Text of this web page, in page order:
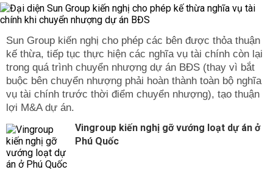
Sun Group kiến nghị cho phép các bên được thỏa thuận
kế thừa, tiếp tục thực hiện các nghĩa vụ tài chính còn lại
trong quá trình chuyển nhượng dự án BĐS (thay vì bắt
buộc bên chuyển nhượng phải hoàn thành toàn bộ nghĩa
vụ tài chính trước thời điểm chuyển nhượng), tạo thuận
lợi M&A dự án.
Vingroup kiến nghị gỡ vướng loạt dự án ở
Phú Quốc